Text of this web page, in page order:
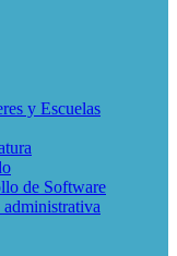
y Escuelas
de Software